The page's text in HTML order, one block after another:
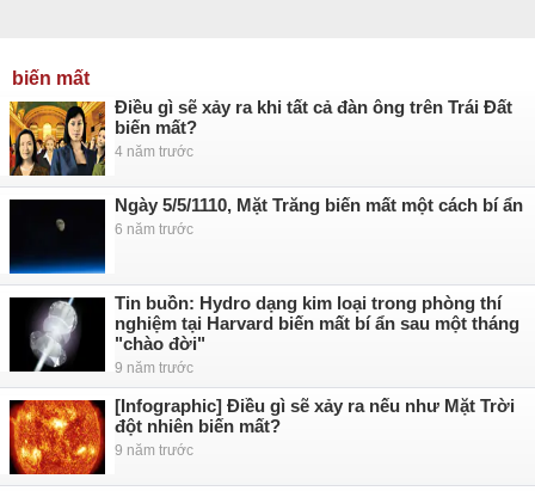
biến mất
Điều gì sẽ xảy ra khi tất cả đàn ông trên Trái Đất
biến mất?
4 năm trước
Ngày 5/5/1110, Mặt Trăng biến mất một cách bí ẩn
6 năm trước
Tin buồn: Hydro dạng kim loại trong phòng thí
nghiệm tại Harvard biến mất bí ẩn sau một tháng
"chào đời"
9 năm trước
[Infographic] Điều gì sẽ xảy ra nếu như Mặt Trời
đột nhiên biến mất?
9 năm trước